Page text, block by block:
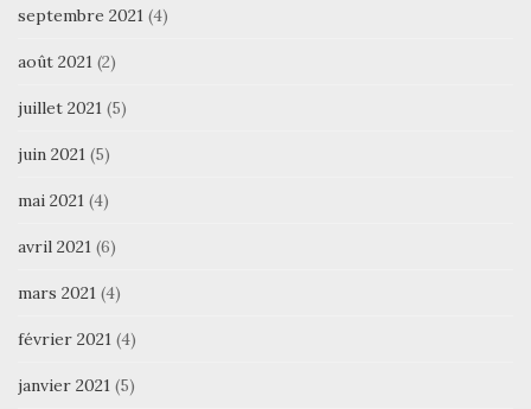
septembre 2021 (4)
août 2021 (2)
juillet 2021 (5)
juin 2021 (5)
mai 2021 (4)
avril 2021 (6)
mars 2021 (4)
février 2021 (4)
janvier 2021 (5)